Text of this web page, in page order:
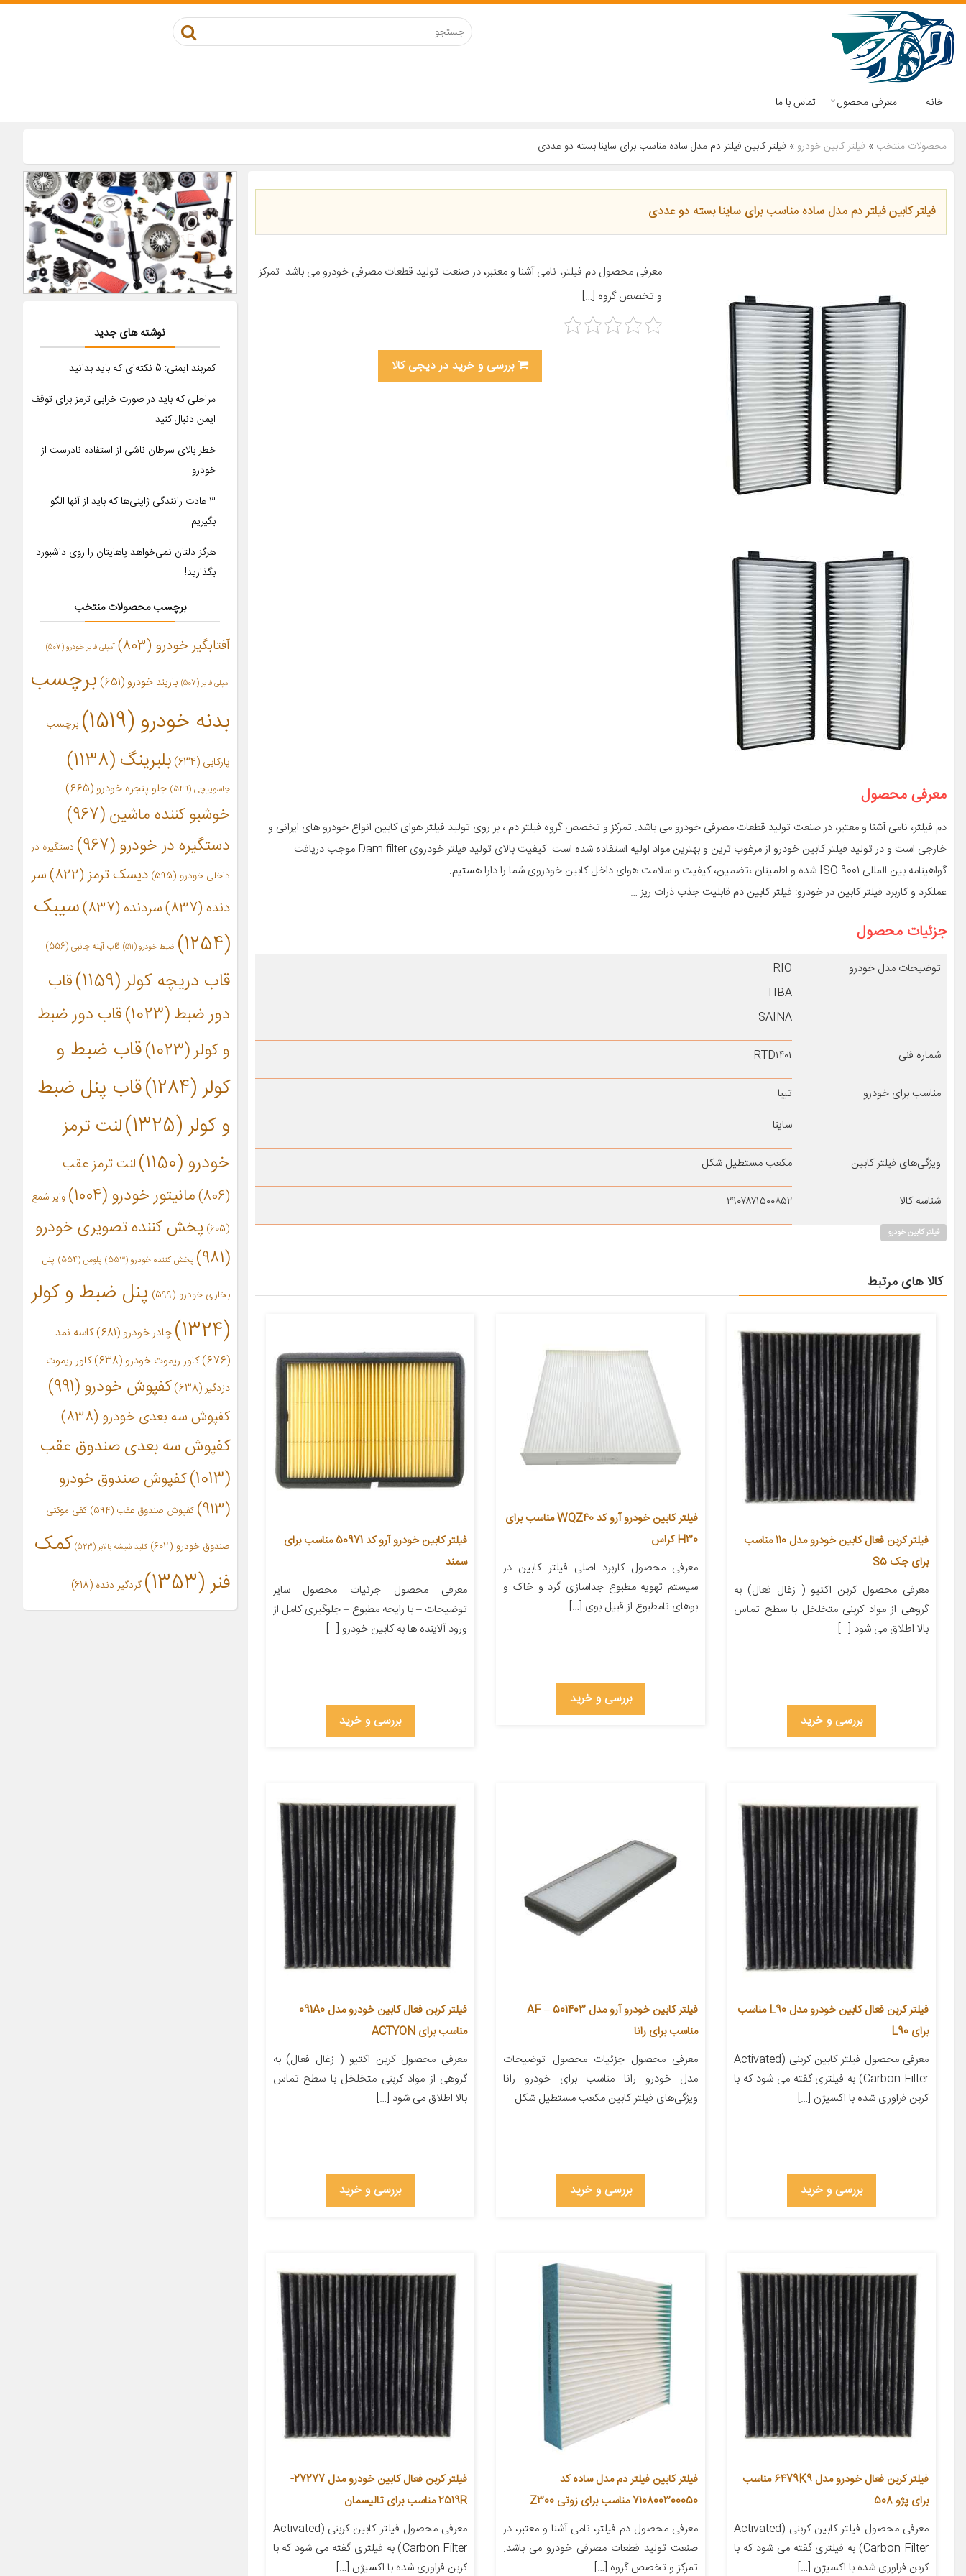
خانه معرفی محصول تماس با ما
محصولات منتخب » فیلتر کابین خودرو» فیلتر کابین فیلتر دم مدل ساده مناسب برای ساینا بسته دو عددی
فیلتر کابین فیلتر دم مدل ساده مناسب برای ساینا بسته دو عددی
معرفی محصول دم فیلتر، نامی آشنا و معتبر، در صنعت تولید قطعات مصرفی خودرو می باشد. تمرکز
و تخصص گروه […]
بررسی و خرید در دیجی کالا
معرفی محصول
دم فیلتر، نامی آشنا و معتبر، در صنعت تولید قطعات مصرفی خودرو می باشد. تمرکز و تخصص گروه فیلتر دم ، بر روی تولید فیلتر هوای کابین انواع خودرو های ایرانی و
خارجی است و در تولید فیلتر کابین خودرو از مرغوب ترین و بهترین مواد اولیه استفاده شده است. کیفیت بالای تولید فیلتر خودروی Dam filter موجب دریافت
گواهینامه بین المللی ISO 9001 شده و اطمینان ،تضمین، کیفیت و سلامت هوای داخل کابین خودروی شما را دارا هستیم.
عملکرد و کاربرد فیلتر کابین در خودرو: فیلتر کابین دم قابلیت جذب ذرات ریز …
جزئیات محصول
توضیحات مدل خودرو
RIO
TIBA
SAINA
شماره فنی RTD۱۴۰۱
مناسب برای خودرو
تیبا
ساینا
ویژگی‌های فیلتر کابین مکعب مستطیل شکل
شناسه کالا ۲۹۰۷۸۷۱۵۰۰۸۵۲
فیلتر کابین خودرو
کالا های مرتبط
فیلتر کربن فعال کابین خودرو مدل 110 مناسب
برای جک S5
معرفی محصول کربن اکتیو ( زغال فعال) به
گروهی از مواد کربنی متخلخل با سطح تماس
بالا اطلاق می شود […]
بررسی و خرید
فیلتر کابین خودرو آرو کد WQZ40 مناسب برای
H30 کراس
معرفی محصول کاربرد اصلی فیلتر کابین در
سیستم تهویه مطبوع جداسازی گرد و خاک و
بوهای نامطبوع از قبیل بوی […]
بررسی و خرید
فیلتر کابین خودرو آرو کد 50971 مناسب برای
سمند
معرفی محصول جزئیات محصول سایر
توضیحات – با رایحه مطبوع – جلوگیری کامل از
ورود آلاینده ها به کابین خودرو […]
بررسی و خرید
فیلتر کربن فعال کابین خودرو مدل L90 مناسب
برای L90
معرفی محصول فیلتر کابین کربنی (Activated
Carbon Filter) به فیلتری گفته می شود که با
کربن فراوری شده با اکسیژن […]
بررسی و خرید
فیلتر کابین خودرو آرو مدل AF – 501403
مناسب برای رانا
معرفی محصول جزئیات محصول توضیحات
مدل خودرو رانا مناسب برای خودرو رانا
ویژگی‌های فیلتر کابین مکعب مستطیل شکل
بررسی و خرید
فیلتر کربن فعال کابین خودرو مدل 091A0
مناسب برای ACTYON
معرفی محصول کربن اکتیو ( زغال فعال) به
گروهی از مواد کربنی متخلخل با سطح تماس
بالا اطلاق می شود […]
بررسی و خرید
فیلتر کربن فعال خودرو مدل 6479K9 مناسب
برای پژو 508
معرفی محصول فیلتر کابین کربنی (Activated
Carbon Filter) به فیلتری گفته می شود که با
کربن فراوری شده با اکسیژن […]
فیلتر کابین فیلتر دم مدل ساده کد
710800300050 مناسب برای زوتی Z300
معرفی محصول دم فیلتر، نامی آشنا و معتبر، در
صنعت تولید قطعات مصرفی خودرو می باشد.
تمرکز و تخصص گروه […]
فیلتر کربن فعال کابین خودرو مدل 27277-
2519R مناسب برای تالیسمان
معرفی محصول فیلتر کابین کربنی (Activated
Carbon Filter) به فیلتری گفته می شود که با
کربن فراوری شده با اکسیژن […]
نوشته های جدید
کمربند ایمنی: 5 نکته‌ای که باید بدانید
مراحلی که باید در صورت خرابی ترمز برای توقف
ایمن دنبال کنید
خطر بالای سرطان ناشی از استفاده نادرست از
خودرو
۳ عادت رانندگی ژاپنی‌ها که باید از آنها الگو
بگیریم
هرگز دلتان نمی‌خواهد پاهایتان را روی داشبورد
بگذارید!
برچسب محصولات منتخب
آفتابگیر خودرو (803) آمپلی فایر خودرو(507)
امپلی فایر (507) باربند خودرو(651)
برچسب
بدنه خودرو(1519) برچسب
پارکابی (634) بلبرینگ(1138)
جاسوییچی (549) جلو پنجره خودرو (665)
خوشبو کننده ماشین(967)
دستگیره در خودرو(967)
دستگیره در
داخلی خودرو (595) دیسک ترمز(822)
سر
دنده(837) سردنده(837)
سیبک
(1254)
ضبط خودرو(511) قاب آینه جانبی (556)
قاب دریچه کولر(1159)
قاب
دور ضبط(1023)
قاب دور ضبط
و کولر(1023)
قاب ضبط و
کولر(1284)
قاب پنل ضبط
و کولر(1325)
لنت ترمز
خودرو(1150)
لنت ترمز عقب
(806)
مانیتور خودرو(1004)
وایر شمع
(605)
پخش کننده تصویری خودرو
(981)
پخش کننده خودرو(553) پلوس(554) پنل
بخاری خودرو (599)
پنل ضبط و کولر
(1324)
چادر خودرو (681)
کاسه نمد
(676)
کاور ریموت خودرو(638)
کاور ریموت
دزدگیر(638) کفپوش خودرو(991)
کفپوش سه بعدی خودرو (838)
کفپوش سه بعدی صندوق عقب
(1013)
کفپوش صندوق خودرو
(913)
کفپوش صندوق عقب (594) کفی موکتی
صندوق خودرو (602) کلید شیشه بالابر(523)
کمک
فنر(1353) گردگیر دنده (618)